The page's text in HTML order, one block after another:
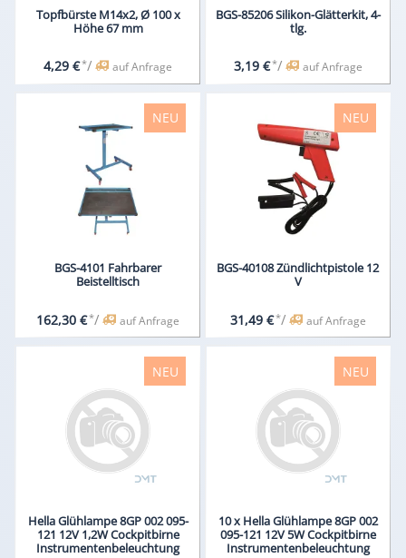
Topfbürste M14x2, Ø 100 x
Höhe 67 mm
4,29 €*/ auf Anfrage
BGS-85206 Silikon-Glätterkit, 4-
tlg.
3,19 €*/ auf Anfrage
BGS-4101 Fahrbarer
Beistelltisch
162,30 €*/ auf Anfrage
NEU
BGS-40108 Zündlichtpistole 12
V
31,49 €*/ auf Anfrage
NEU
Hella Glühlampe 8GP 002 095-
121 12V 1,2W Cockpitbirne
Instrumentenbeleuchtung
NEU
10 x Hella Glühlampe 8GP 002
095-121 12V 5W Cockpitbirne
Instrumentenbeleuchtung
NEU